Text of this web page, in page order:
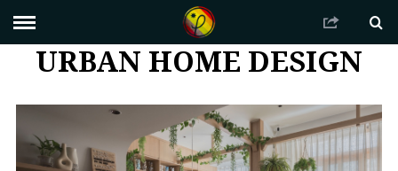
URBAN HOME DESIGN